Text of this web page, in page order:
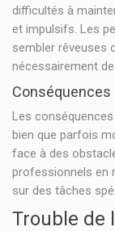
difficultés à
et impulsifs. Les
sembler rêveuses
nécessairement
Conséquences
Les
bien que parfois
face à des
professionnels en
sur des tâches
Trouble de